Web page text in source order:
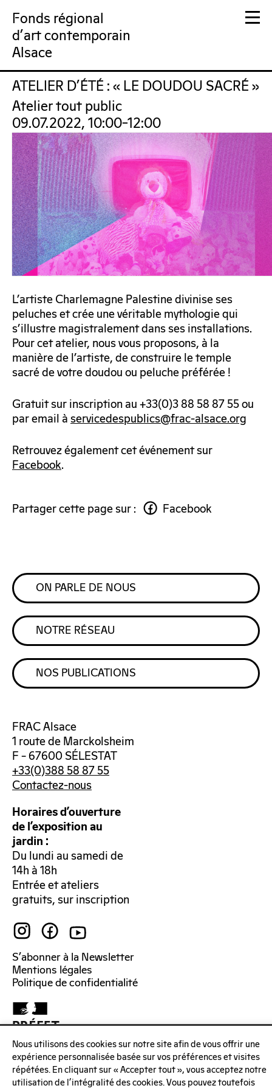
Fonds régional
d'art contemporain
Alsace
FRAC Alsace
ATELIER D’ÉTÉ : « LE DOUDOU SACRÉ »
Atelier tout public
09.07.2022, 10:00–12:00
L’artiste Charlemagne Palestine divinise ses
peluches et crée une véritable mythologie qui
s’illustre magistralement dans ses installations.
Pour cet atelier, nous vous proposons, à la
manière de l’artiste, de construire le temple
sacré de votre doudou ou peluche préférée !
Gratuit sur inscription au +33(0)3 88 58 87 55 ou
par email àservicedespublics@frac-alsace.org
Retrouvez également cet événement sur
Facebook.
Partager cette page sur : Facebook
ON PARLE DE NOUS
NOTRE RÉSEAU
NOS PUBLICATIONS
FRAC Alsace
1 route de Marckolsheim
F – 67600 SÉLESTAT
+33(0)388 58 87 55
Contactez-nous
Horaires d’ouverture
de l’exposition au
jardin :
Du lundi au samedi de
14h à 18h
Entrée et ateliers
gratuits, sur inscription
S’abonner à la Newsletter
Mentions légales
Politique de confidentialité
Nous utilisons des cookies sur notre site afin de vous offrir une
expérience personnalisée basée sur vos préférences et visites
répétées. En cliquant sur « Accepter tout », vous acceptez notre
utilisation de l'intégralité des cookies. Vous pouvez toutefois